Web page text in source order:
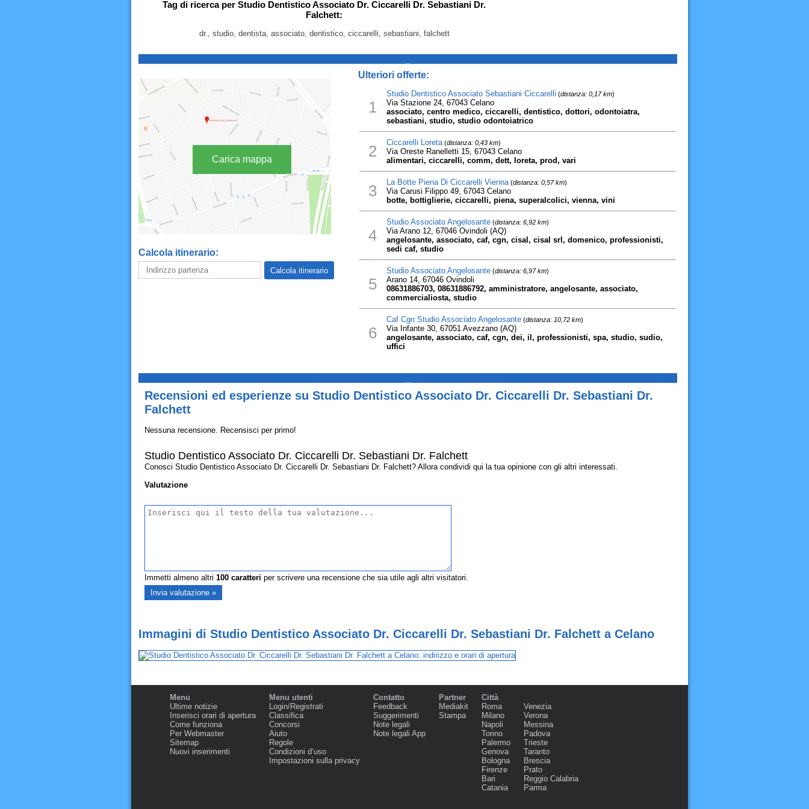
Tag di ricerca per Studio Dentistico Associato Dr. Ciccarelli Dr. Sebastiani Dr.
Falchett:
dr., studio, dentista, associato, dentistico, ciccarelli, sebastiani, falchett
Carica mappa
Calcola itinerario:
Ulteriori offerte:
1
Studio Dentistico Associato Sebastiani Ciccarelli (distanza: 0,17 km)
Via Stazione 24, 67043 Celano
associato, centro medico, ciccarelli, dentistico, dottori, odontoiatra,
sebastiani, studio, studio odontoiatrico
2 Ciccarelli Loreta(distanza: 0,43 km)
Via Oreste Ranelletti 15, 67043 Celano
alimentari, ciccarelli, comm, dett, loreta, prod, vari
3 La Botte Piena Di Ciccarelli Vienna(distanza: 0,57 km)
Via Carusi Filippo 49, 67043 Celano
botte, bottiglierie, ciccarelli, piena, superalcolici, vienna, vini
4
Studio Associato Angelosante(distanza: 6,92 km)
Via Arano 12, 67046 Ovindoli (AQ)
angelosante, associato, caf, cgn, cisal, cisal srl, domenico, professionisti,
sedi caf, studio
5
Studio Associato Angelosante(distanza: 6,97 km)
Arano 14, 67046 Ovindoli
08631886703, 08631886792, amministratore, angelosante, associato,
commercialiosta, studio
6
Caf Cgn Studio Associato Angelosante(distanza: 10,72 km)
Via Infante 30, 67051 Avezzano (AQ)
angelosante, associato, caf, cgn, dei, il, professionisti, spa, studio, sudio,
uffici
Recensioni ed esperienze su Studio Dentistico Associato Dr. Ciccarelli Dr. Sebastiani Dr.
Falchett
Nessuna recensione. Recensisci per primo!
Studio Dentistico Associato Dr. Ciccarelli Dr. Sebastiani Dr. Falchett
Conosci Studio Dentistico Associato Dr. Ciccarelli Dr. Sebastiani Dr. Falchett? Allora condividi qui la tua opinione con gli altri interessati.
Valutazione
Immetti almeno altri 100caratteri per scrivere una recensione che sia utile agli altri visitatori.
Immagini di Studio Dentistico Associato Dr. Ciccarelli Dr. Sebastiani Dr. Falchett a Celano
Menu
Ultime notizie
Inserisci orari di apertura
Come funziona
Per Webmaster
Sitemap
Nuovi inserimenti
Menu utenti
Login/Registrati
Classifica
Concorsi
Aiuto
Regole
Condizioni d‘uso
Impostazioni sulla privacy
Contatto
Feedback
Suggerimenti
Note legali
Note legali App
Partner
Mediakit
Stampa
Città
Roma
Milano
Napoli
Torino
Palermo
Genova
Bologna
Firenze
Bari
Catania
Venezia
Verona
Messina
Padova
Trieste
Taranto
Brescia
Prato
Reggio Calabria
Parma